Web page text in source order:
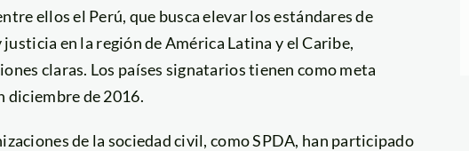
ellos el Perú, que busca elevar los estándares de
en la región de América Latina y el Caribe,
claras. Los países signatarios tienen como meta
diciembre de 2016.
de la sociedad civil, como SPDA, han participado